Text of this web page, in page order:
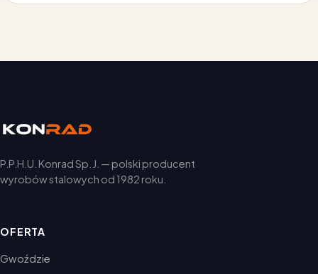
P.P.H.U. Konrad Sp. J. — polski producent
wyrobów stalowych od 1982 roku.
OFERTA
Gwoździe